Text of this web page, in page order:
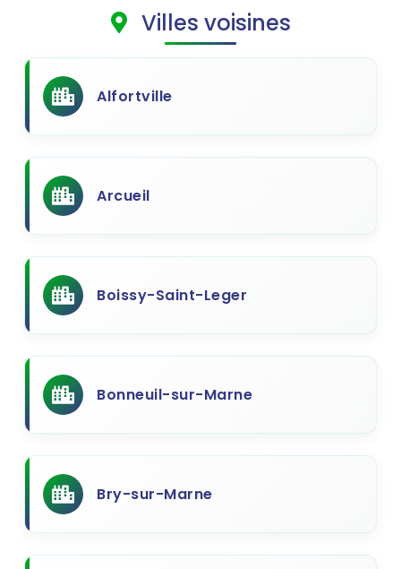
Villes voisines
Alfortville
Arcueil
Boissy-Saint-Leger
Bonneuil-sur-Marne
Bry-sur-Marne